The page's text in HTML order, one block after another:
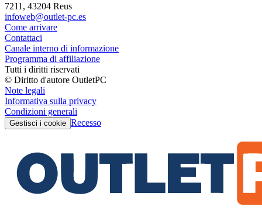
7211, 43204 Reus
infoweb@outlet-pc.es
Come arrivare
Contattaci
Canale interno di informazione
Programma di affiliazione
Tutti i diritti riservati
© Diritto d'autore OutletPC
Note legali
Informativa sulla privacy
Condizioni generali
Gestisci i cookie Recesso